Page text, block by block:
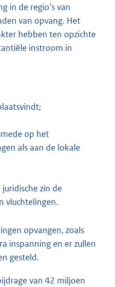
in de regio’s van
van opvang. Het
hebben ten opzichte
instroom in
op het
als aan de lokale
zin de
vluchtelingen.
opvangen, zoals
inspanning en er zullen
gesteld.
van 42 miljoen